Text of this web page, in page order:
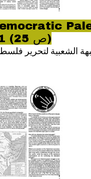
11 (ص 25)
الشعبية لتحرير